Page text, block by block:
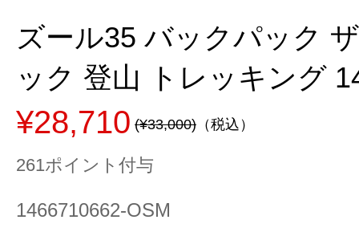
ズール35 バックパック
ック 登山 トレッキング
¥28,710 (¥33,000) （税込）
261ポイント付与
1466710662-OSM